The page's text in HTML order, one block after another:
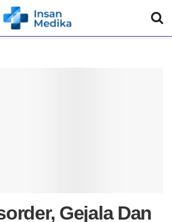
Gejala Dan